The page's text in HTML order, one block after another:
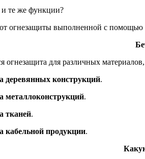
и те же функции?
огнезащиты выполненной с
огнезащита для различных
деревянных конструкций.
металлоконструкций.
тканей.
кабельной продукции.